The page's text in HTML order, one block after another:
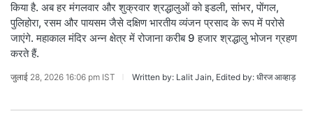
किया है. अब हर मंगलवार और शुक्रवार श्रद्धालुओं को इडली, सांभर, पोंगल,
पुलिहोरा, रसम और पायसम जैसे दक्षिण भारतीय व्यंजन प्रसाद के रूप में परोसे
जाएंगे. महाकाल मंदिर अन्न क्षेत्र में रोजाना करीब 9 हजार श्रद्धालु भोजन ग्रहण
करते हैं.
जुलाई 28, 2026 16:06 pm IST Written by: Lalit Jain, Edited by: धीरज आव्हाड़